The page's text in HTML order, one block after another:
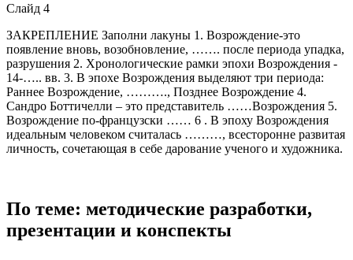
Слайд 4
ЗАКРЕПЛЕНИЕ Заполни лакуны 1. Возрождение-это
появление вновь, возобновление, ……. после периода упадка,
разрушения 2. Хронологические рамки эпохи Возрождения -
14-….. вв. 3. В эпохе Возрождения выделяют три периода:
Раннее Возрождение, ………., Позднее Возрождение 4.
Сандро Боттичелли – это представитель ……Возрождения 5.
Возрождение по-французски …… 6 . В эпоху Возрождения
идеальным человеком считалась ………, всесторонне развитая
личность, сочетающая в себе дарование ученого и художника.
По теме: методические разработки,
презентации и конспекты